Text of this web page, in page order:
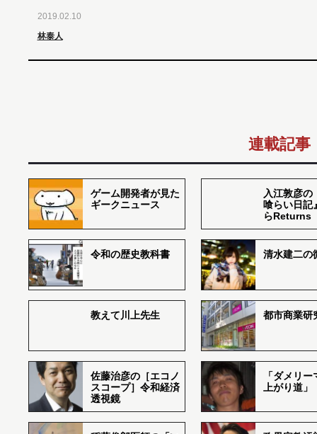
2019.02.10
林泰人
連載記事
ゲーム開発者が見た
ギークニュース
入江敦彦の
喰らい日記
らReturns
令和の歴史教科書 清水建二の
教えて川上先生 都市商業研
佐藤治彦の［エコノ
スコープ］令和経済
透視鏡
「ダメリ
上がり道」